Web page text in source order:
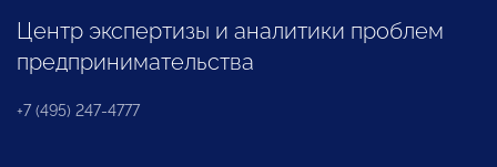
Центр экспертизы и аналитики проблем
предпринимательства
+7 (495) 247-4777